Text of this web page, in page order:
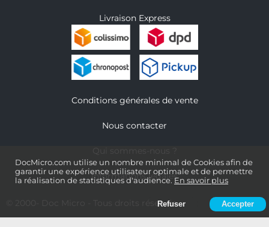
DocMicro.com utilise un nombre minimal de Cookies afin de
garantir une expérience utilisateur optimale et de permettre
la réalisation de statistiques d'audience. En savoir plus
Refuser Accepter
Livraison Express
Conditions générales de vente
Nous contacter
Informations légales
- Tous droits réservés